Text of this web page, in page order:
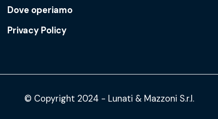
Dove operiamo
Privacy Policy
© Copyright 2024 - Lunati & Mazzoni S.r.l.